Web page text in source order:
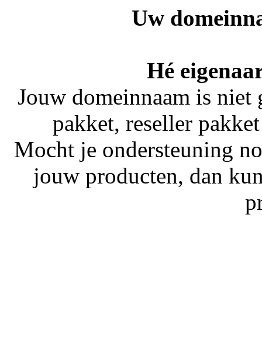
Uw
Hé
Jouw domeinnaam is
pakket, reseller
Mocht je ondersteuning
jouw producten, dan